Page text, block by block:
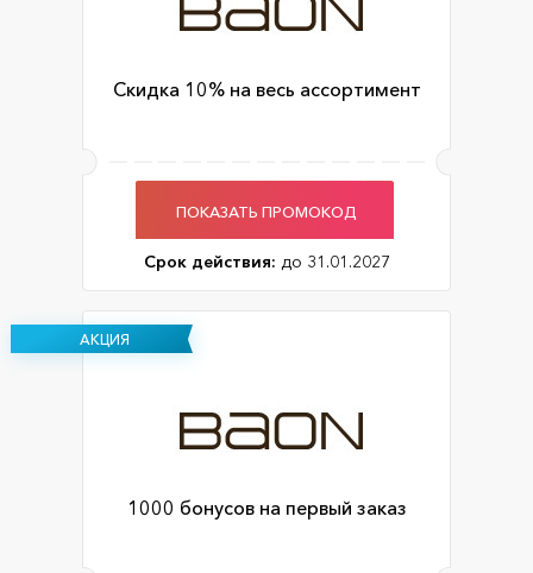
Скидка 10% на весь ассортимент
ПОКАЗАТЬ ПРОМОКОД
Срок действия: до 31.01.2027
АКЦИЯ
1000 бонусов на первый заказ